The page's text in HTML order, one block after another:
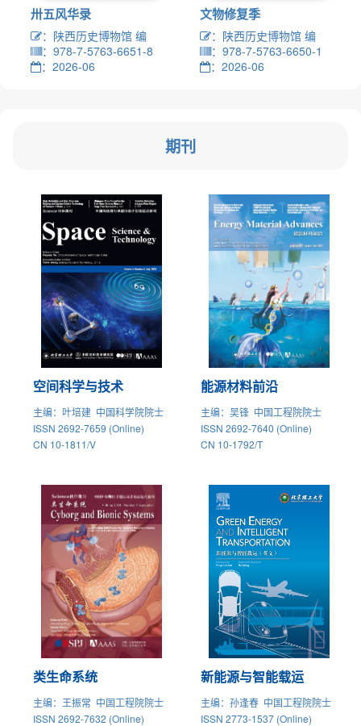
卅五风华录
：陕西历史博物馆 编
：978-7-5763-6651-8
：2026-06
文物修复季
：陕西历史博物馆 编
：978-7-5763-6650-1
：2026-06
期刊
空间科学与技术
主编：叶培建 中国科学院院士
ISSN 2692-7659 (Online)
CN 10-1811/V
能源材料前沿
主编：吴锋 中国工程院院士
ISSN 2692-7640 (Online)
CN 10-1792/T
类生命系统
主编：王振常 中国工程院院士
ISSN 2692-7632 (Online)
新能源与智能载运
主编：孙逢春 中国工程院院士
ISSN 2773-1537 (Online)